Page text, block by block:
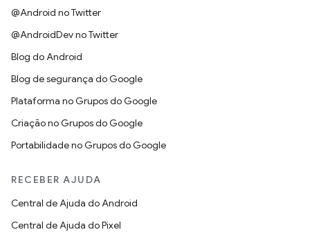
@Android no Twitter
@AndroidDev no Twitter
Blog do Android
Blog de segurança do Google
Plataforma no Grupos do Google
Criação no Grupos do Google
Portabilidade no Grupos do Google
RECEBER AJUDA
Central de Ajuda do Android
Central de Ajuda do Pixel